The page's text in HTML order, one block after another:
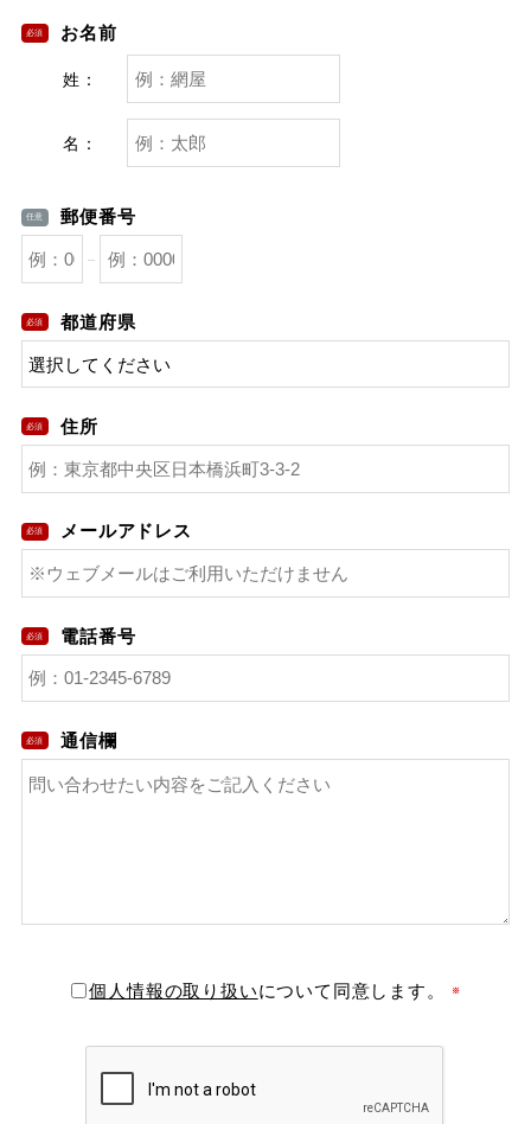
お名前
姓：
名：
郵便番号
都道府県
住所
メールアドレス
電話番号
通信欄
個人情報の取り扱いについて同意します。